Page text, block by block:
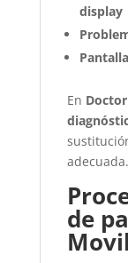
display
En
adecuada.
de